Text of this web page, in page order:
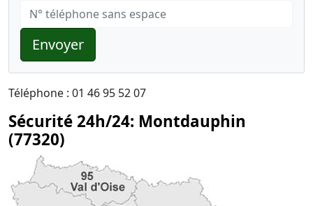
Envoyer
Téléphone : 01 46 95 52 07
Sécurité 24h/24: Montdauphin
(77320)